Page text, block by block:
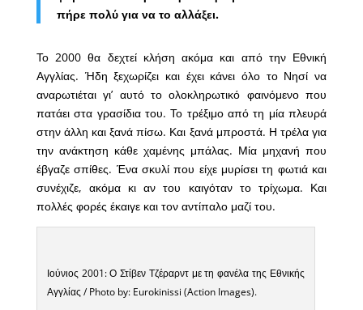
πήρε πολύ για να το αλλάξει.
Το 2000 θα δεχτεί κλήση ακόμα και από την Εθνική
Αγγλίας. Ήδη ξεχωρίζει και έχει κάνει όλο το Νησί να
αναρωτιέται γι’ αυτό το ολοκληρωτικό φαινόμενο που
πατάει στα γρασίδια του. Το τρέξιμο από τη μία πλευρά
στην άλλη και ξανά πίσω. Και ξανά μπροστά. Η τρέλα για
την ανάκτηση κάθε χαμένης μπάλας. Μία μηχανή που
έβγαζε σπίθες. Ένα σκυλί που είχε μυρίσει τη φωτιά και
συνέχιζε, ακόμα κι αν του καιγόταν το τρίχωμα. Και
πολλές φορές έκαιγε και τον αντίπαλο μαζί του.
Ιούνιος 2001: Ο Στίβεν Τζέραρντ με τη φανέλα της Εθνικής
Αγγλίας / Photo by: Eurokinissi (Action Images).